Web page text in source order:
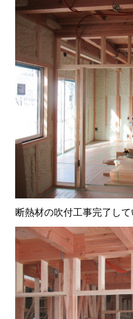
断熱材の吹付工事完了して